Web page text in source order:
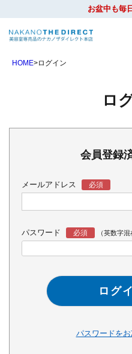
お盆中も毎
HOME ログイン
ロ
会員登録
メールアドレス
パスワード
ログ
パスワードを